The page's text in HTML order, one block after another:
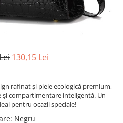
130,15 Lei
rafinat și piele ecologică premium,
și compartimentare inteligentă. Un
pentru ocazii speciale!
: Negru